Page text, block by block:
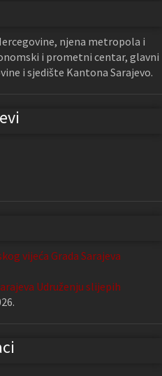
njena metropola i
i prometni centar, glavni
i sjedište Kantona Sarajevo.
vijeća Grada Sarajeva
Udruženju slijepih